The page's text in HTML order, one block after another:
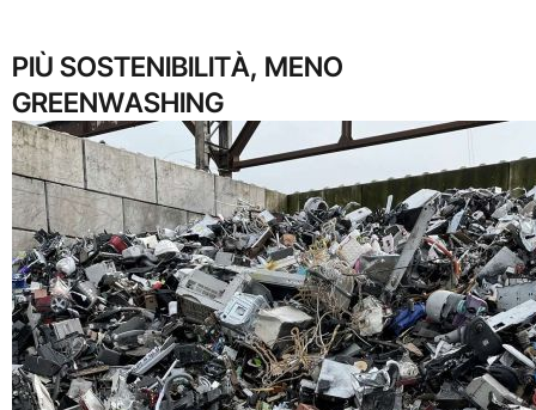
PIÙ SOSTENIBILITÀ, MENO
GREENWASHING